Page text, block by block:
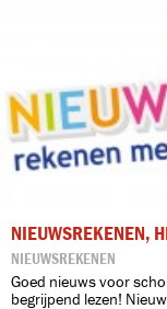
NIEUWSREKENEN,
NIEUWSREKENEN
Goed nieuws voor
begrijpend lezen!